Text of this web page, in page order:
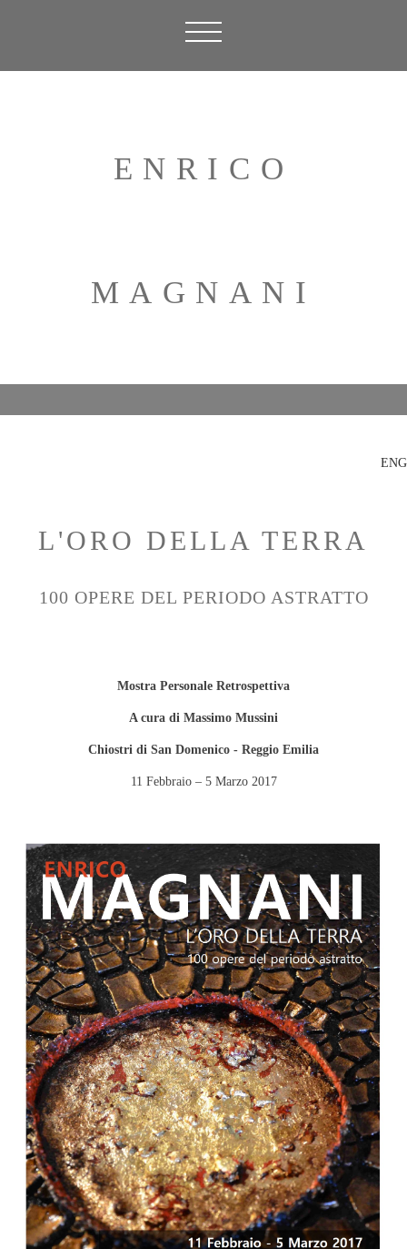
ENRICO
MAGNANI
ENG
L'ORO DELLA TERRA
100 OPERE DEL PERIODO ASTRATTO
Mostra Personale Retrospettiva
A cura di Massimo Mussini
Chiostri di San Domenico - Reggio Emilia
11 Febbraio – 5 Marzo 2017